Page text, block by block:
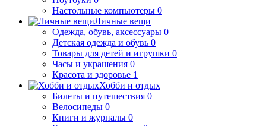
Настольные компьютеры 0
Личные вещи
Одежда, обувь, аксессуары 0
Детская одежда и обувь 0
Товары для детей и игрушки 0
Часы и украшения 0
Красота и здоровье 1
Хобби и отдых
Билеты и путешествия 0
Велосипеды 0
Книги и журналы 0